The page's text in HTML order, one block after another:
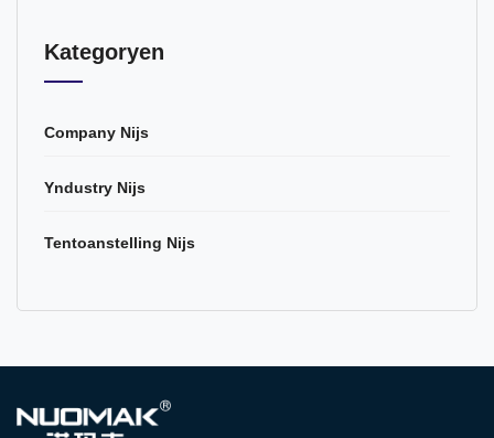
Kategoryen
Company Nijs
Yndustry Nijs
Tentoanstelling Nijs